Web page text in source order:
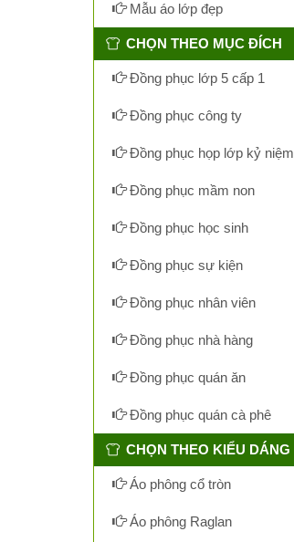
Mẫu áo lớp đẹp
CHỌN THEO MỤC ĐÍCH
Đồng phục lớp 5 cấp 1
Đồng phục công ty
Đồng phục họp lớp kỷ niệm
Đồng phục mầm non
Đồng phục học sinh
Đồng phục sự kiện
Đồng phục nhân viên
Đồng phục nhà hàng
Đồng phục quán ăn
Đồng phục quán cà phê
CHỌN THEO KIỂU DÁNG
Áo phông cổ tròn
Áo phông Raglan